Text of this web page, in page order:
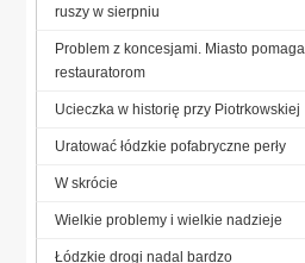
ruszy w sierpniu
Problem z koncesjami. Miasto pomaga
restauratorom
Ucieczka w historię przy Piotrkowskiej
Uratować łódzkie pofabryczne perły
W skrócie
Wielkie problemy i wielkie nadzieje
Łódzkie drogi nadal bardzo